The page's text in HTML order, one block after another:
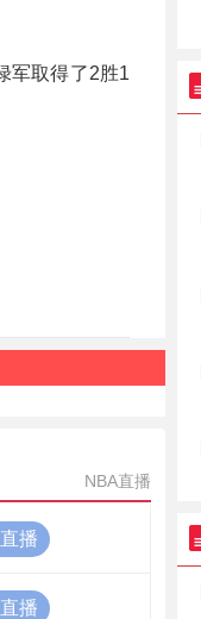
军取得了2胜1
NBA直播
播
播